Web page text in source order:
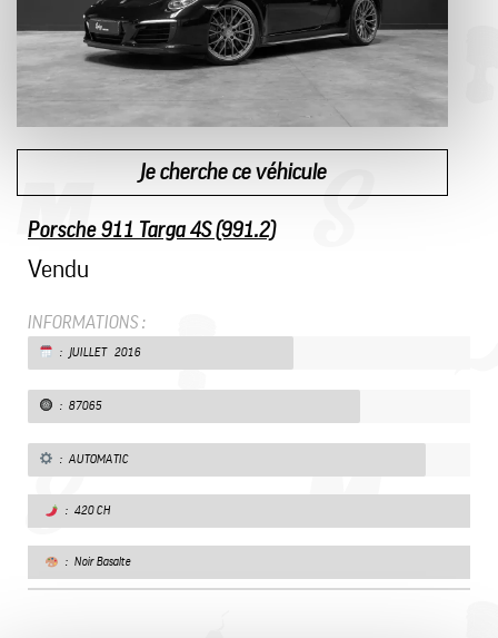
Je cherche ce véhicule
Porsche 911 Targa 4S (991.2)
Vendu
INFORMATIONS :
: JUILLET 2016
: 87065
: AUTOMATIC
: 420 CH
: Noir Basalte